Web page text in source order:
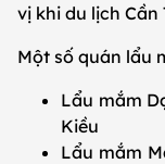
vị khi du lịch Cần
Một số quán lẩu
Lẩu mắm
Kiều
Lẩu mắm